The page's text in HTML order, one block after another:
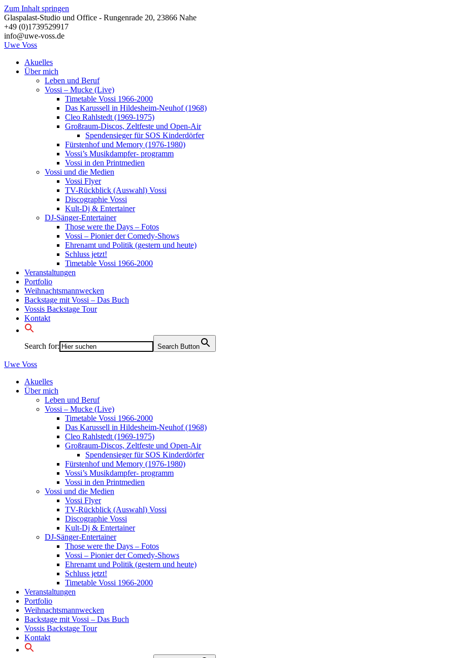
Zum Inhalt springen
Glaspalast-Studio und Office - Rungenrade 20, 23866 Nahe
+49 (0)1739529917
info@uwe-voss.de
Uwe Voss
Akuelles
Über mich
Leben und Beruf
Vossi – Mucke (Live)
Timetable Vossi 1966-2000
Das Karussell in Hildesheim-Neuhof (1968)
Cleo Rahlstedt (1969-1975)
Großraum-Discos, Zeltfeste und Open-Air
Spendensieger für SOS Kinderdörfer
Fürstenhof und Memory (1976-1980)
Vossi’s Musikdampfer- programm
Vossi in den Printmedien
Vossi und die Medien
Vossi Flyer
TV-Rückblick (Auswahl) Vossi
Discographie Vossi
Kult-Dj & Entertainer
DJ-Sänger-Entertainer
Those were the Days – Fotos
Vossi – Pionier der Comedy-Shows
Ehrenamt und Politik (gestern und heute)
Schluss jetzt!
Timetable Vossi 1966-2000
Veranstaltungen
Portfolio
Weihnachtsmannwecken
Backstage mit Vossi – Das Buch
Vossis Backstage Tour
Kontakt
Search for: Search Button
Uwe Voss
Akuelles
Über mich
Leben und Beruf
Vossi – Mucke (Live)
Timetable Vossi 1966-2000
Das Karussell in Hildesheim-Neuhof (1968)
Cleo Rahlstedt (1969-1975)
Großraum-Discos, Zeltfeste und Open-Air
Spendensieger für SOS Kinderdörfer
Fürstenhof und Memory (1976-1980)
Vossi’s Musikdampfer- programm
Vossi in den Printmedien
Vossi und die Medien
Vossi Flyer
TV-Rückblick (Auswahl) Vossi
Discographie Vossi
Kult-Dj & Entertainer
DJ-Sänger-Entertainer
Those were the Days – Fotos
Vossi – Pionier der Comedy-Shows
Ehrenamt und Politik (gestern und heute)
Schluss jetzt!
Timetable Vossi 1966-2000
Veranstaltungen
Portfolio
Weihnachtsmannwecken
Backstage mit Vossi – Das Buch
Vossis Backstage Tour
Kontakt